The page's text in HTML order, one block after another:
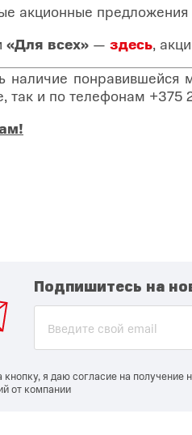
акционные предложения
«Для всех» — здесь,
наличие
так и по телефонам +375
Подпишитесь на
я даю согласие на получение
от компании